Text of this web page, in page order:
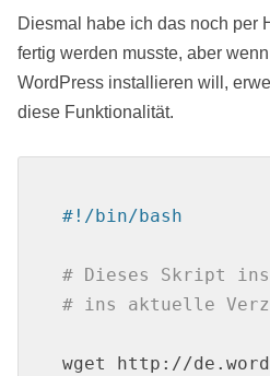
Diesmal habe ich das noch per
fertig werden musste, aber
WordPress installieren will,
diese Funktionalität.
#!/bin/bash
# Dieses Skript
# ins aktuelle
wget http://